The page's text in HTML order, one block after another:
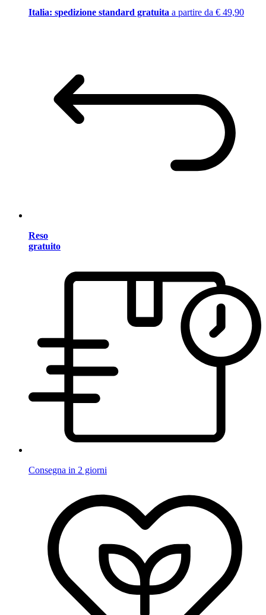
Italia: spedizione standard gratuita a partire da € 49,90
Reso
gratuito
Consegna in 2 giorni